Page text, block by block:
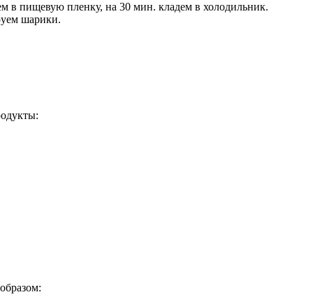
в пищевую пленку, на 30 мин. кладем в холодильник.
шарики.